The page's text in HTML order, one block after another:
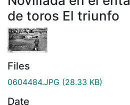
de toros El triunfo
Files
0604484.JPG (28.33 KB)
Date